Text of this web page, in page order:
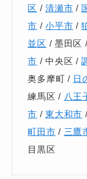
区 /清瀬市 /
市 /小平市 /
並区 / 墨田区
市 / 中央区 /
奥多摩町 / 日
練馬区 / 八王
市 /東大和市 /
町田市 / 三鷹
目黒区